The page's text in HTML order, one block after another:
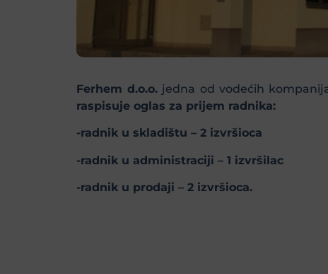
Ferhem d.o.o.jedna od vodećih
raspisuje oglas za prijem radnika:
-radnik u skladištu – 2 izvršioca
-radnik u administraciji – 1 izvršilac
-radnik u prodaji – 2 izvršioca.